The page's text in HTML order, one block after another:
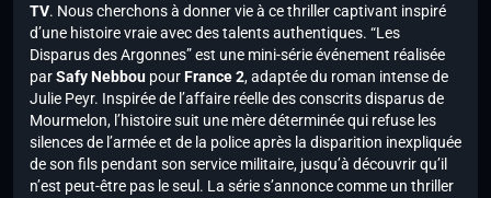
TV. Nous cherchons à donner vie à ce thriller captivant inspiré
d’une histoire vraie avec des talents authentiques. “Les
Disparus des Argonnes” est une mini-série événement réalisée
parSafy Nebbou pourFrance 2, adaptée du roman intense de
Julie Peyr. Inspirée de l’affaire réelle des conscrits disparus de
Mourmelon, l’histoire suit une mère déterminée qui refuse les
silences de l’armée et de la police après la disparition inexpliquée
de son fils pendant son service militaire, jusqu’à découvrir qu’il
n’est peut-être pas le seul. La série s’annonce comme un thriller